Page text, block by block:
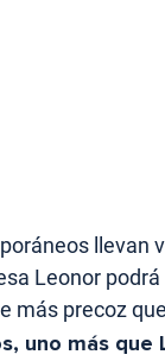
llevan
Leonor
más precoz
uno más que